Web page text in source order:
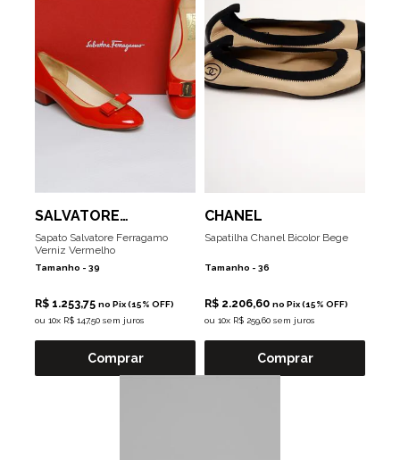
SALVATORE
FERRAGAMO
Sapato Salvatore Ferragamo
Verniz Vermelho
Tamanho - 39
R$ 1.253,75 no Pix (15% OFF)
ou 10x R$ 147,50 sem juros
Comprar
CHANEL
Sapatilha Chanel Bicolor Bege
Tamanho - 36
R$ 2.206,60 no Pix (15% OFF)
ou 10x R$ 259,60 sem juros
Comprar